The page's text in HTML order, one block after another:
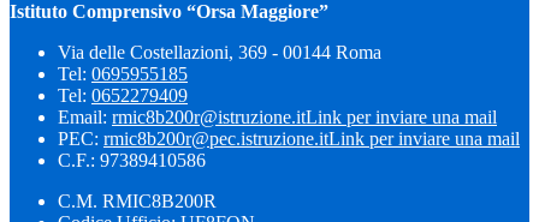
Istituto Comprensivo “Orsa Maggiore”
Via delle Costellazioni, 369 - 00144 Roma
Tel: 0695955185
Tel: 0652279409
Email: rmic8b200r@istruzione.itLink per inviare una mail
PEC: rmic8b200r@pec.istruzione.itLink per inviare una mail
C.F.: 97389410586
C.M. RMIC8B200R